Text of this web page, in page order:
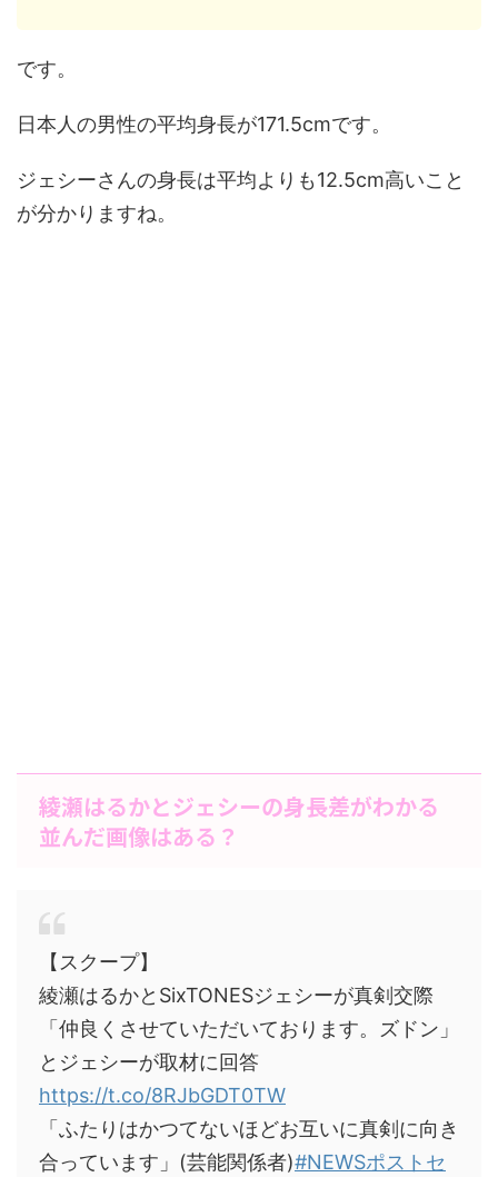
です。
日本人の男性の平均身長が171.5cmです。
ジェシーさんの身長は平均よりも12.5cm高いこと
が分かりますね。
綾瀬はるかとジェシーの身長差がわかる
並んだ画像はある？
【スクープ】
綾瀬はるかとSixTONESジェシーが真剣交際
「仲良くさせていただいております。ズドン」
とジェシーが取材に回答
https://t.co/8RJbGDT0TW
「ふたりはかつてないほどお互いに真剣に向き
合っています」(芸能関係者)#NEWSポストセ